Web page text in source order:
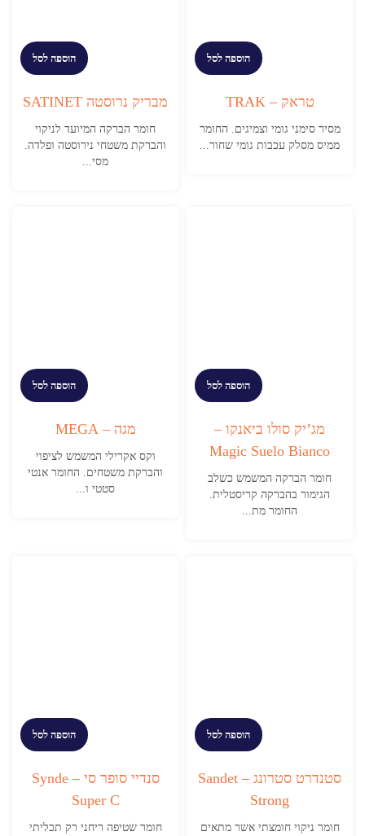
הוספה לסל
טראק – TRAK
מסיר סימני גומי וצמיגים. החומר
ממיס מסלק עכבות גומי שחור...
הוספה לסל
מבריק נרוסטה SATINET
חומר הברקה המיועד לניקוי
והברקת משטחי נירוסטה ופלדה.
מסי...
הוספה לסל
מג’יק סולו ביאנקו –
Magic Suelo Bianco
חומר הברקה המשמש כשלב
הגימור בהברקה קריסטלית.
החומר מת...
הוספה לסל
מגה – MEGA
וקס אקרילי המשמש לציפוי
והברקת משטחים. החומר אנטי
סטטי ו...
הוספה לסל
סטנדרט סטרונג – Sandet
Strong
חומר ניקוי חומצתי אשר מתאים
הוספה לסל
סנדיי סופר סי – Synde
Super C
חומר שטיפה ריחני רק תכליתי